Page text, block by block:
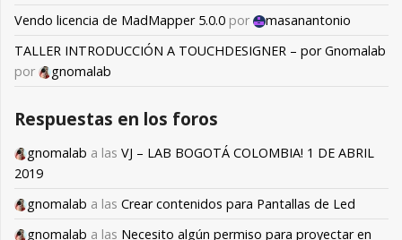
Vendo licencia de MadMapper 5.0.0 por
masanantonio
TALLER INTRODUCCIÓN A TOUCHDESIGNER – por Gnomalab
por
gnomalab
Respuestas en los foros
gnomalab a las VJ – LAB BOGOTÁ COLOMBIA! 1 DE ABRIL
2019
gnomalab a las Crear contenidos para Pantallas de Led
gnomalab a las Necesito algún permiso para proyectar en